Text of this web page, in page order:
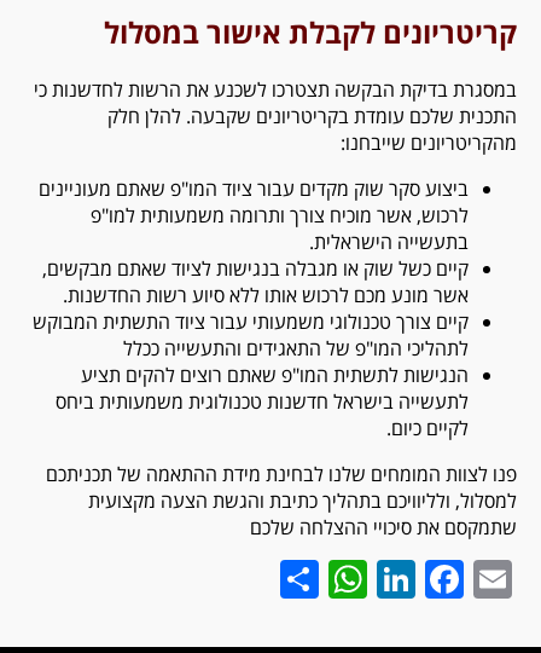
קריטריונים לקבלת אישור במסלול
במסגרת בדיקת הבקשה תצטרכו לשכנע את הרשות לחדשנות כי
התכנית שלכם עומדת בקריטריונים שקבעה. להלן חלק
מהקריטריונים שייבחנו:
ביצוע סקר שוק מקדים עבור ציוד המו"פ שאתם מעוניינים
לרכוש, אשר מוכיח צורך ותרומה משמעותית למו"פ
בתעשייה הישראלית.
קיים כשל שוק או מגבלה בנגישות לציוד שאתם מבקשים,
אשר מונע מכם לרכוש אותו ללא סיוע רשות החדשנות.
קיים צורך טכנולוגי משמעותי עבור ציוד התשתית המבוקש
לתהליכי המו"פ של התאגידים והתעשייה ככלל
הנגישות לתשתית המו"פ שאתם רוצים להקים תציע
לתעשייה בישראל חדשנות טכנולוגית משמעותית ביחס
לקיים כיום.
פנו לצוות המומחים שלנו לבחינת מידת ההתאמה של תכניתכם
למסלול, ולליוויכם בתהליך כתיבת והגשת הצעה מקצועית
שתמקסם את סיכויי ההצלחה שלכם
Email
Facebook
LinkedIn
WhatsApp